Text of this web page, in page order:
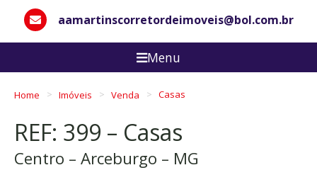
aamartinscorretordeimoveis@bol.com.br
Menu
Home Imóveis Venda Casas
REF: 399 – Casas
Centro – Arceburgo – MG